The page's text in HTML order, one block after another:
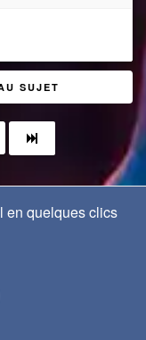
SUJET
en quelques clics